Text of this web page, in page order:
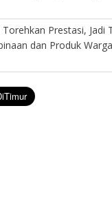
Prestasi, Jadi
dan Produk Warga